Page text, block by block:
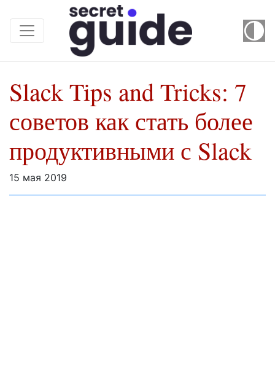
Slack Tips and Tricks: 7
советов как стать более
продуктивными с Slack
15 мая 2019